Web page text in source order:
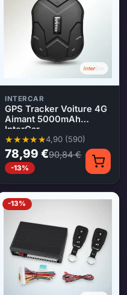
INTERCAR
GPS Tracker Voiture 4G
Aimant 5000mAh
InterCar
4,90 (590)
Note moyenne 4,90 sur 5, 590
78,99 €90,84 €
-13%
-13%